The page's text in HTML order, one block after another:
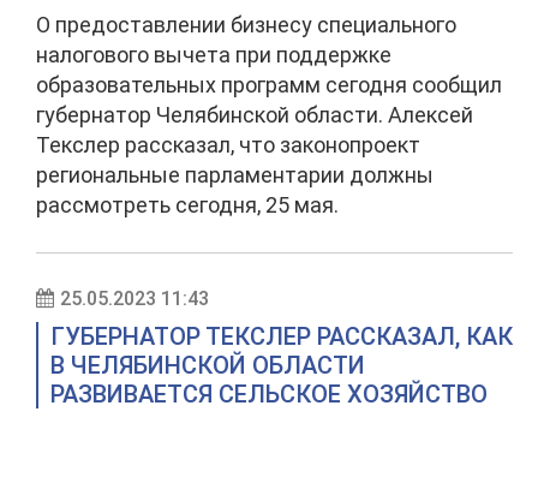
О предоставлении бизнесу специального
налогового вычета при поддержке
образовательных программ сегодня сообщил
губернатор Челябинской области. Алексей
Текслер рассказал, что законопроект
региональные парламентарии должны
рассмотреть сегодня, 25 мая.
25.05.2023 11:43
ГУБЕРНАТОР ТЕКСЛЕР РАССКАЗАЛ, КАК
В ЧЕЛЯБИНСКОЙ ОБЛАСТИ
РАЗВИВАЕТСЯ СЕЛЬСКОЕ ХОЗЯЙСТВО